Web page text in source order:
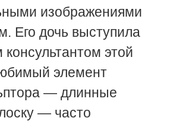
изображениями
Его дочь выступила
этой
элемент
— длинные
— часто